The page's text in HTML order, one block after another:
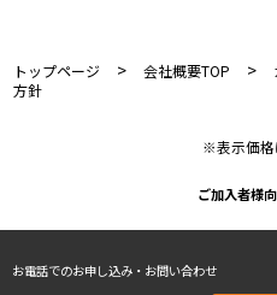
トップページ >会社概要TOP >
方針
※表示価格
ご加入者様
お電話でのお申し込み・お問い合わせ